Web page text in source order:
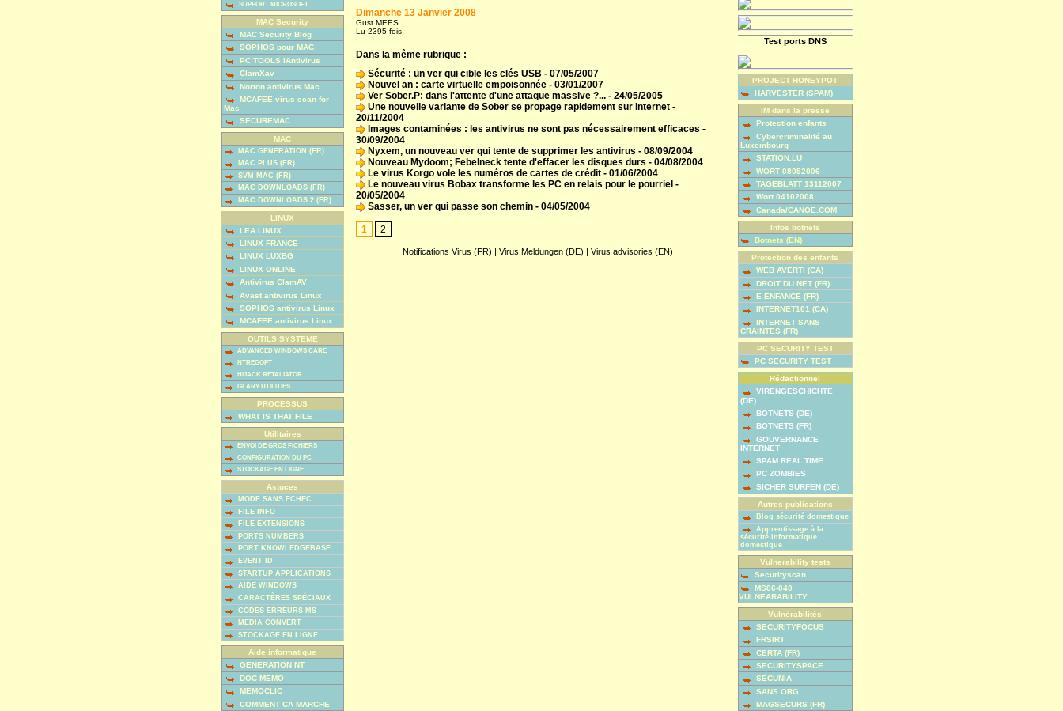
SUPPORT MICROSOFT
MAC Security
MAC Security Blog
SOPHOS pour MAC
PC TOOLS iAntivirus
ClamXav
Norton antivirus Mac
MCAFEE virus scan for
Mac
SECUREMAC
MAC
MAC GENERATION (FR)
MAC PLUS (FR)
SVM MAC (FR)
MAC DOWNLOADS (FR)
MAC DOWNLOADS 2 (FR)
LINUX
LEA LINUX
LINUX FRANCE
LINUX LUXBG
LINUX ONLINE
Antivirus ClamAV
Avast antivirus Linux
SOPHOS antivirus Linux
MCAFEE antivirus Linux
OUTILS SYSTEME
ADVANCED WINDOWS CARE
NTREGOPT
HIJACK RETALIATOR
GLARY UTILITIES
PROCESSUS
WHAT IS THAT FILE
Utilitaires
ENVOI DE GROS FICHIERS
CONFIGURATION DU PC
STOCKAGE EN LIGNE
Astuces
MODE SANS ECHEC
FILE INFO
FILE EXTENSIONS
PORTS NUMBERS
PORT KNOWLEDGEBASE
EVENT ID
STARTUP APPLICATIONS
AIDE WINDOWS
CARACTÈRES SPÉCIAUX
CODES ERREURS MS
MEDIA CONVERT
STOCKAGE EN LIGNE
Aide informatique
GENERATION NT
DOC MEMO
MEMOCLIC
COMMENT CA MARCHE
Dimanche 13 Janvier 2008
Gust MEES
Lu 2395 fois
Dans la même rubrique :
Sécurité : un ver qui cible les clés USB - 07/05/2007
Nouvel an : carte virtuelle empoisonnée - 03/01/2007
Ver Sober.P: dans l'attente d'une attaque massive ?... - 24/05/2005
Une nouvelle variante de Sober se propage rapidement sur Internet -
20/11/2004
Images contaminées : les antivirus ne sont pas nécessairement efficaces -
30/09/2004
Nyxem, un nouveau ver qui tente de supprimer les antivirus - 08/09/2004
Nouveau Mydoom; Febelneck tente d'effacer les disques durs - 04/08/2004
Le virus Korgo vole les numéros de cartes de crédit - 01/06/2004
Le nouveau virus Bobax transforme les PC en relais pour le pourriel -
20/05/2004
Sasser, un ver qui passe son chemin - 04/05/2004
1 2
Notifications Virus (FR) | Virus Meldungen (DE) | Virus advisories (EN)
Test ports DNS
PROJECT HONEYPOT
HARVESTER (SPAM)
IM dans la presse
Protection enfants
Cybercriminalité au
Luxembourg
STATION.LU
WORT 08052006
TAGEBLATT 13112007
Wort 04102008
Canada/CANOE.COM
Infos botnets
Botnets (EN)
Protection des enfants
WEB AVERTI (CA)
DROIT DU NET (FR)
E-ENFANCE (FR)
INTERNET101 (CA)
INTERNET SANS
CRAINTES (FR)
PC SECURITY TEST
PC SECURITY TEST
Rédactionnel
VIRENGESCHICHTE
(DE)
BOTNETS (DE)
BOTNETS (FR)
GOUVERNANCE
INTERNET
SPAM REAL TIME
PC ZOMBIES
SICHER SURFEN (DE)
Autres publications
Blog sécurité domestique
Apprentissage à la
sécurité informatique
domestique
Vulnerability tests
Securityscan
MS06-040
VULNEARABILITY
Vulnérabilités
SECURITYFOCUS
FRSIRT
CERTA (FR)
SECURITYSPACE
SECUNIA
SANS.ORG
MAGSECURS (FR)